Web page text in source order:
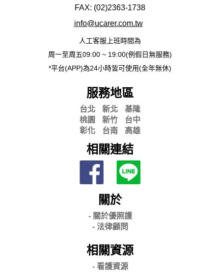
FAX: (02)2363-1738
info@ucarer.com.tw
人工客服上班時間為
周一至周五09:00 ~ 19:00(例假日無服務)
*平台(APP)為24小時皆可使用(全年無休)
服務地區
台北 新北
基隆
桃園
新竹
台中
彰化
台南 高雄
相關連結
關於
- 關於優照護
- 法律顧問
相關資源
- 看護資源